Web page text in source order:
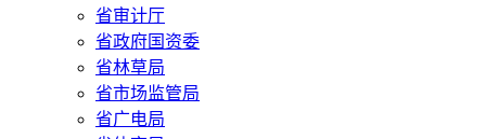
省审计厅
省政府国资委
省林草局
省市场监管局
省广电局